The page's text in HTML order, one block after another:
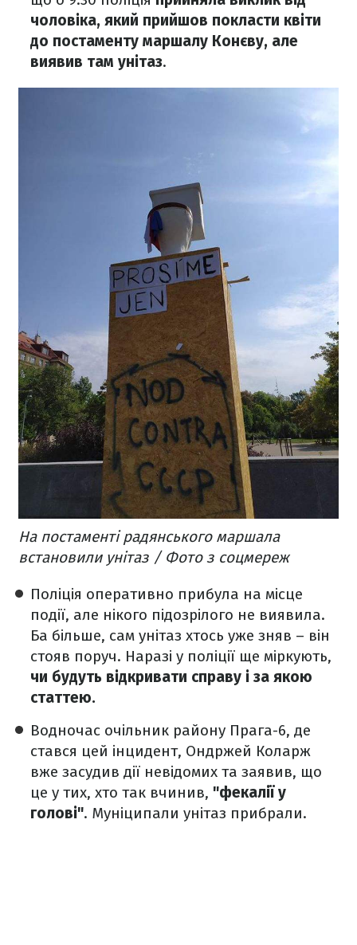
чоловіка, який прийшов покласти квіти
до постаменту маршалу Конєву, але
виявив там унітаз.
На постаменті радянського маршала
встановили унітаз / Фото з соцмереж
Поліція оперативно прибула на місце
події, але нікого підозрілого не виявила.
Ба більше, сам унітаз хтось уже зняв – він
стояв поруч. Наразі у поліції ще міркують,
чи будуть відкривати справу і за якою
статтею.
Водночас очільник району Прага-6, де
стався цей інцидент, Ондржей Коларж
вже засудив дії невідомих та заявив, що
це у тих, хто так вчинив, "фекалії у
голові". Муніципали унітаз прибрали.